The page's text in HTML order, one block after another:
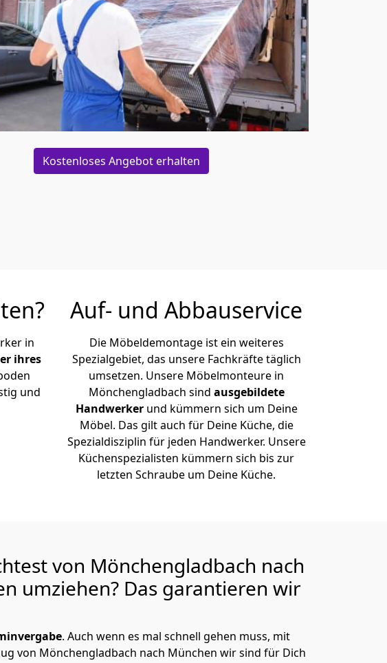
Kostenloses Angebot erhalten
in
ihres
und
Auf- und Abbauservice
Die Möbeldemontage ist ein weiteres
Spezialgebiet, das unsere Fachkräfte täglich
umsetzen. Unsere Möbelmonteure in
Mönchen­gladbach sind ausgebildete
Handwerker und kümmern sich um Deine
Möbel. Das gilt auch für Deine Küche, die
Spezialdisziplin für jeden Handwerker. Unsere
Küchenspezialisten kümmern sich bis zur
letzten Schraube um Deine Küche.
von Mönchen­gladbach nach
umziehen? Das garantieren wir
. Auch wenn es mal schnell gehen muss, mit
von Mönchen­gladbach nach München wir sind für Dich